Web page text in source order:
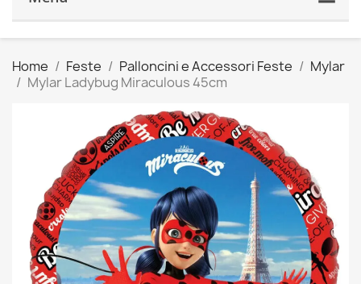
Home Feste Palloncini e Accessori Feste
Mylar
Mylar Ladybug Miraculous 45cm